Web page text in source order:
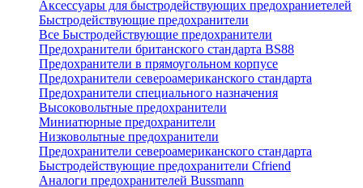
Аксессуары для быстродействующих предохраниетелей
Быстродействующие предохранители
Все Быстродействующие предохранители
Предохранители британского стандарта BS88
Предохранители в прямоугольном корпусе
Предохранители североамериканского стандарта
Предохранители специального назначения
Высоковольтные предохранители
Миниатюрные предохранители
Низковольтные предохранители
Предохранители североамериканского стандарта
Быстродействующие предохранители Cfriend
Аналоги предохранителей Bussmann